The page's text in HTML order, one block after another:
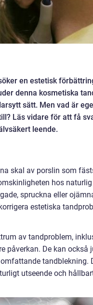
en estetisk
denna kosmetiska
sätt. Men vad är
Läs vidare för att få
leende.
skal av porslin som
hos
spruckna eller
estetiska
av tandproblem,
påverkan. De kan också
tandblekning.
utseende och